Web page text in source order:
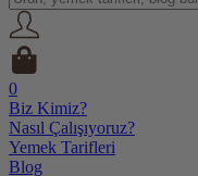
0
Biz Kimiz?
Nasıl Çalışıyoruz?
Yemek Tarifleri
Blog